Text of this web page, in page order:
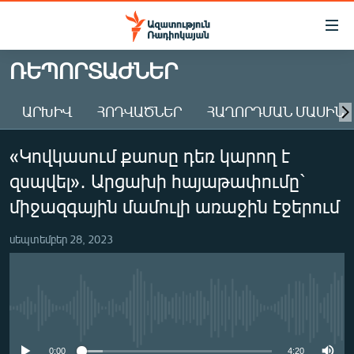
Մատչելիության
Անցնել
հիմնական
Անցնել
հիմնական
մենյուին
ԱԶԱՏՈՒԹՅՈՒՆ TV
ՀԱՅԱՍՏԱՆ
ԸՆՏՐՈՒԹՅՈՒՆՆԵՐ 2026
ԻՐԱՎՈՒՆՔ
ՏՆՏԵՍՈՒԹՅՈՒՆ
ՌԵՊՈՐՏԱԺՆԵՐ
ԱՐԽԻՎ ՀՈԴՎԱԾՆԵՐ ՀԱՂՈՐԴՄԱՆ ՄԱՍԻՆ
«Կովկասում քաոսը դեռ կարող է
զսպվել»․ Արցախի հայաթափումը`
միջազգային մամուլի առաջին էջերում
սեպտեմբեր 28, 2023
0:00 4:20